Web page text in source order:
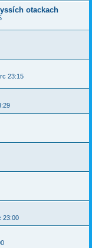
otackach
23:15
23:00